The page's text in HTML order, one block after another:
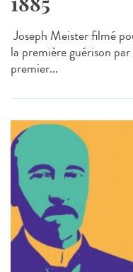
Joseph Meister filmé
la première guérison
premier...